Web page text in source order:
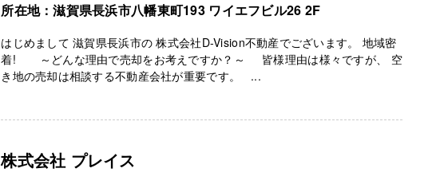
所在地：滋賀県長浜市八幡東町193 ワイエフビル26 2F
はじめまして 滋賀県長浜市の 株式会社D-Vision不動産でございます。 地域密
着! ～どんな理由で売却をお考えですか？～ 皆様理由は様々ですが、 空
き地の売却は相談する不動産会社が重要です。 ...
株式会社 プレイス